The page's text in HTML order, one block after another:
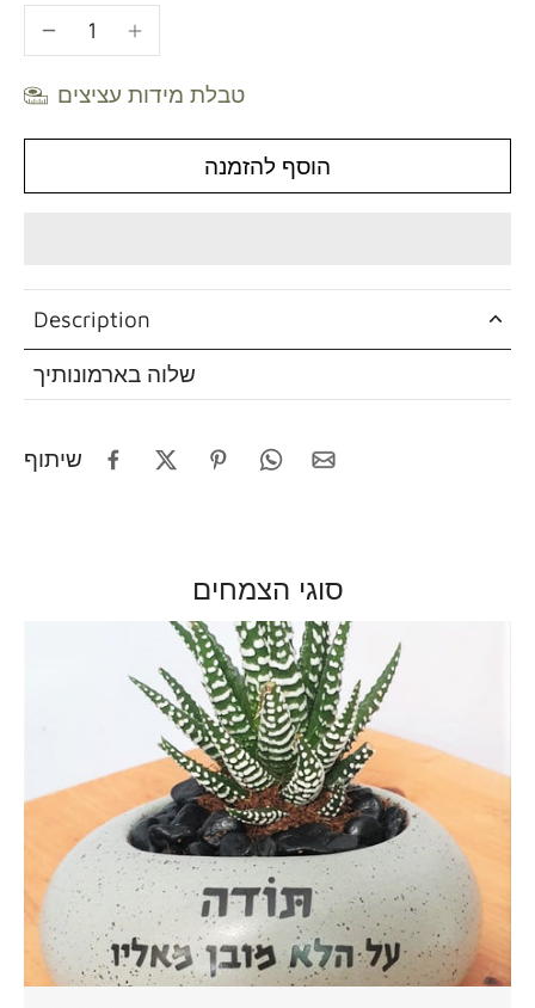
טבלת מידות עציצים
הוסף להזמנה
Description
שלוה בארמונותיך
שיתוף
סוגי הצמחים